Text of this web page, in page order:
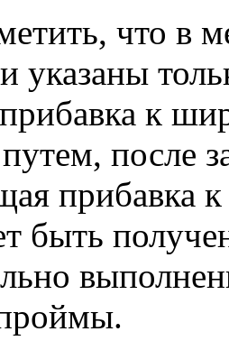
что в
указаны
к
после
прибавка
быть